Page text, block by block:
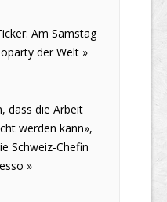
Am Samstag
der Welt »
dass die Arbeit
werden kann»,
Schweiz-Chefin
»